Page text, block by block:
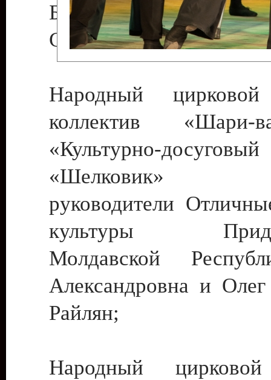
Бендеры ,
Светлана Георгиевна
Народный цирковой
коллектив
«Культурно-
«Шелковик»
руководители
культуры
Молдавской
Александровна и
Райлян;
Народный цирковой